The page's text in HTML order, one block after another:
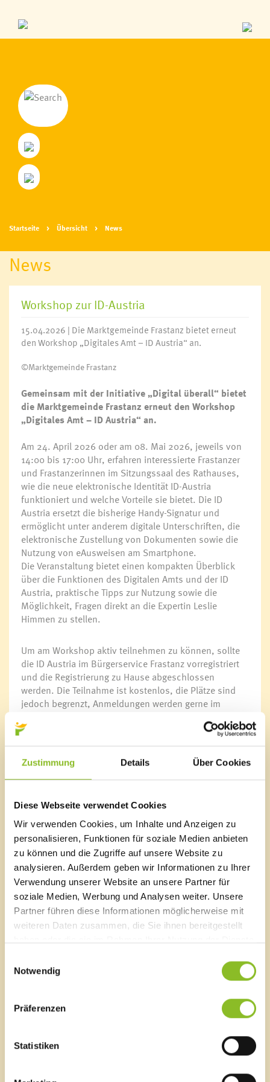
Zustimmung Details Über Cookies
Diese Webseite verwendet Cookies
Wir verwenden Cookies, um Inhalte und Anzeigen zu
personalisieren, Funktionen für soziale Medien anbieten
zu können und die Zugriffe auf unsere Website zu
analysieren. Außerdem geben wir Informationen zu Ihrer
Verwendung unserer Website an unsere Partner für
soziale Medien, Werbung und Analysen weiter. Unsere
Partner führen diese Informationen möglicherweise mit
weiteren Daten zusammen, die Sie ihnen bereitgestellt
Notwendig
Präferenzen
Statistiken
Startseite Übersicht News
News
Workshop zur ID-Austria
15.04.2026 | Die Marktgemeinde Frastanz bietet erneut
den Workshop „Digitales Amt – ID Austria“ an.
©Marktgemeinde Frastanz
Gemeinsam mit der Initiative „Digital überall“ bietet
die Marktgemeinde Frastanz erneut den Workshop
„Digitales Amt – ID Austria“ an.
Am 24. April 2026 oder am 08. Mai 2026, jeweils von
14:00 bis 17:00 Uhr, erfahren interessierte Frastanzer
und Frastanzerinnen im Sitzungssaal des Rathauses,
wie die neue elektronische Identität ID-Austria
funktioniert und welche Vorteile sie bietet. Die ID
Austria ersetzt die bisherige Handy-Signatur und
ermöglicht unter anderem digitale Unterschriften, die
elektronische Zustellung von Dokumenten sowie die
Nutzung von eAusweisen am Smartphone.
Die Veranstaltung bietet einen kompakten Überblick
über die Funktionen des Digitalen Amts und der ID
Austria, praktische Tipps zur Nutzung sowie die
Möglichkeit, Fragen direkt an die Expertin Leslie
Himmen zu stellen.
Um am Workshop aktiv teilnehmen zu können, sollte
die ID Austria im Bürgerservice Frastanz vorregistriert
und die Registrierung zu Hause abgeschlossen
werden. Die Teilnahme ist kostenlos, die Plätze sind
jedoch begrenzt, Anmeldungen werden gerne im
05522/51534 entgegengenommen.erfahren
interessierte Frastanzer und Frastanzerinnen im
Sitzungssaal des Rathauses, wie die neue
elektronische Identität ID-Austria funktioniert und
welche Vorteile sie bietet. Die ID Austria ersetzt die
anderem digitale Unterschriften, die elektronische
Zustellung von Dokumenten sowie die Nutzung von
eAusweisen am Smartphone.
Die Veranstaltung bietet einen kompakten Überblick
über die Funktionen des Digitalen Amts und der ID
Austria, praktische Tipps zur Nutzung sowie die
Möglichkeit, Fragen direkt an die Expertin Leslie
Himmen zu stellen.
Um am Workshop aktiv teilnehmen zu können, sollte
und die Registrierung zu Hause abgeschlossen
werden. Die Teilnahme ist kostenlos, die Plätze sind
Bürgerservice Frastanz oder telefonisch unter